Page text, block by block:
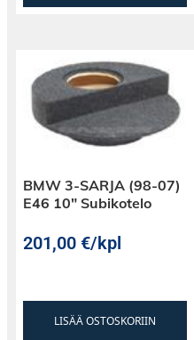
BMW 3-SARJA (98-07)
E46 10″ Subikotelo
201,00€/kpl
LISÄÄ OSTOSKORIIN